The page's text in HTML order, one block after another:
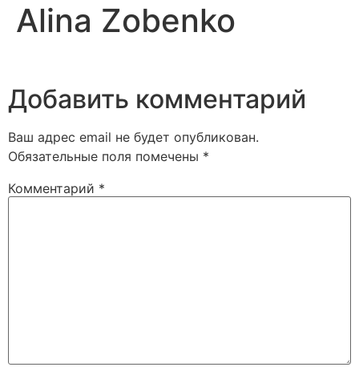
Alina Zobenko
Добавить комментарий
Ваш адрес email не будет опубликован.
Обязательные поля помечены *
Комментарий *